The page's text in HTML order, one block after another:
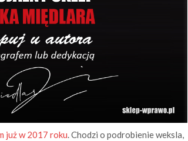
już w 2017 roku. Chodzi o podrobienie weksla,